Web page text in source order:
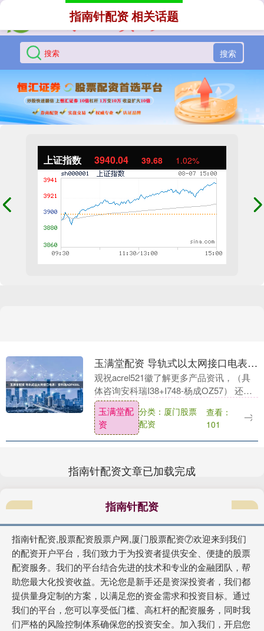
搜索
上证指数 3940.04 39.68 1.02%
指南针配资 相关话题
玉满堂配资 导轨式以太网接口电表！安科瑞ADF400L
观祝acrel521徽了解更多产品资讯，（具
体咨询安科瑞I38+I748-杨成OZ57） 还在
为厂区设备耗电摸不着头脑？ 还在车间来
回奔走抄表满头大汗？ 还在为....
玉满堂配
资
分类：厦门股票
配资
查看：
101
指南针配资文章已加载完成
指南针配资
指南针配资,股票配资股票户网,厦门股票配资⑦欢迎来到我们
的配资开户平台，我们致力于为投资者提供安全、便捷的股票
配资服务。我们的平台结合先进的技术和专业的金融团队，帮
助您最大化投资收益。无论您是新手还是资深投资者，我们都
提供量身定制的方案，以满足您的资金需求和投资目标。通过
我们的平台，您可以享受低门槛、高杠杆的配资服务，同时我
们严格的风险控制体系确保您的投资安全。加入我们，开启您